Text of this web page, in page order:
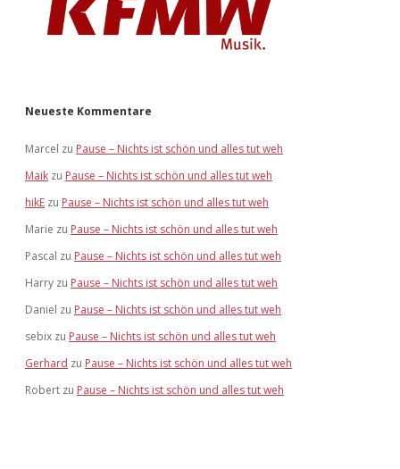
Neueste Kommentare
Marcel zu Pause – Nichts ist schön und alles tut weh
Maik zu Pause – Nichts ist schön und alles tut weh
hikE zu Pause – Nichts ist schön und alles tut weh
Marie zu Pause – Nichts ist schön und alles tut weh
Pascal zu Pause – Nichts ist schön und alles tut weh
Harry zu Pause – Nichts ist schön und alles tut weh
Daniel zu Pause – Nichts ist schön und alles tut weh
sebix zu Pause – Nichts ist schön und alles tut weh
Gerhard zu Pause – Nichts ist schön und alles tut weh
Robert zu Pause – Nichts ist schön und alles tut weh